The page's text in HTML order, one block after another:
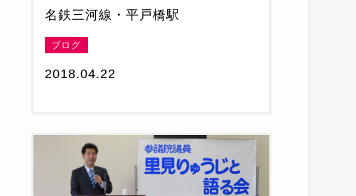
名鉄三河線・平戸橋駅
ブログ
2018.04.22